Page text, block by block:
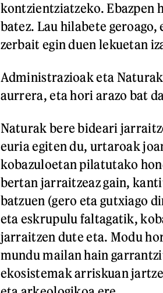
kontzientziatzeko. Ebazpen
batez. Lau hilabete
zerbait egin duen lekuetan
Administrazioak eta
aurrera, eta hori arazo bat
Naturak bere bideari
euria egiten du, urtaroak
kobazuloetan pilatutako
bertan jarraitzeaz gain,
batzuen (gero eta gutxiago
eta eskrupulu faltagatik,
jarraitzen dute eta. Modu
mundu mailan hain
ekosistemak arriskuan